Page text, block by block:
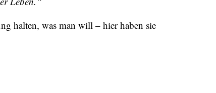
halten, was man will – hier haben sie